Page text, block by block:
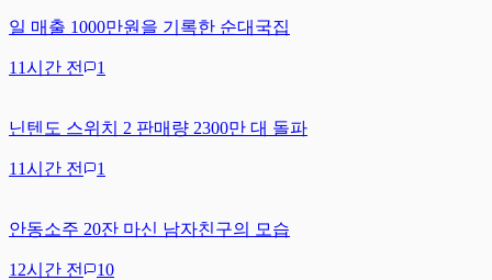
일 매출 1000만원을 기록한 순대국집
11시간 전 1
닌텐도 스위치 2 판매량 2300만 대 돌파
11시간 전 1
안동소주 20잔 마신 남자친구의 모습
12시간 전
10